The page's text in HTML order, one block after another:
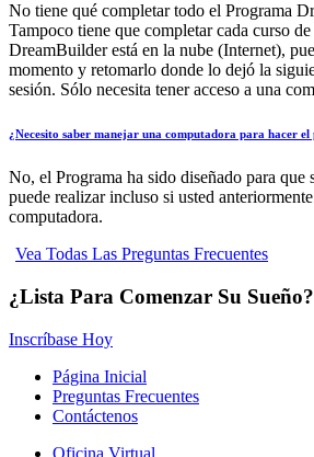
No tiene qué completar todo el Programa
Tampoco tiene que completar cada curso
DreamBuilder está en la nube (Internet),
momento y retomarlo donde lo dejó la
sesión. Sólo necesita tener acceso a una
¿Necesito saber manejar una computadora para hacer
No, el Programa ha sido diseñado para que
puede realizar incluso si usted
computadora.
Vea Todas Las Preguntas Frecuentes
¿Lista Para Comenzar Su Sueño?
Inscríbase Hoy
Página Inicial
Preguntas Frecuentes
Contáctenos
Oficina Virtual